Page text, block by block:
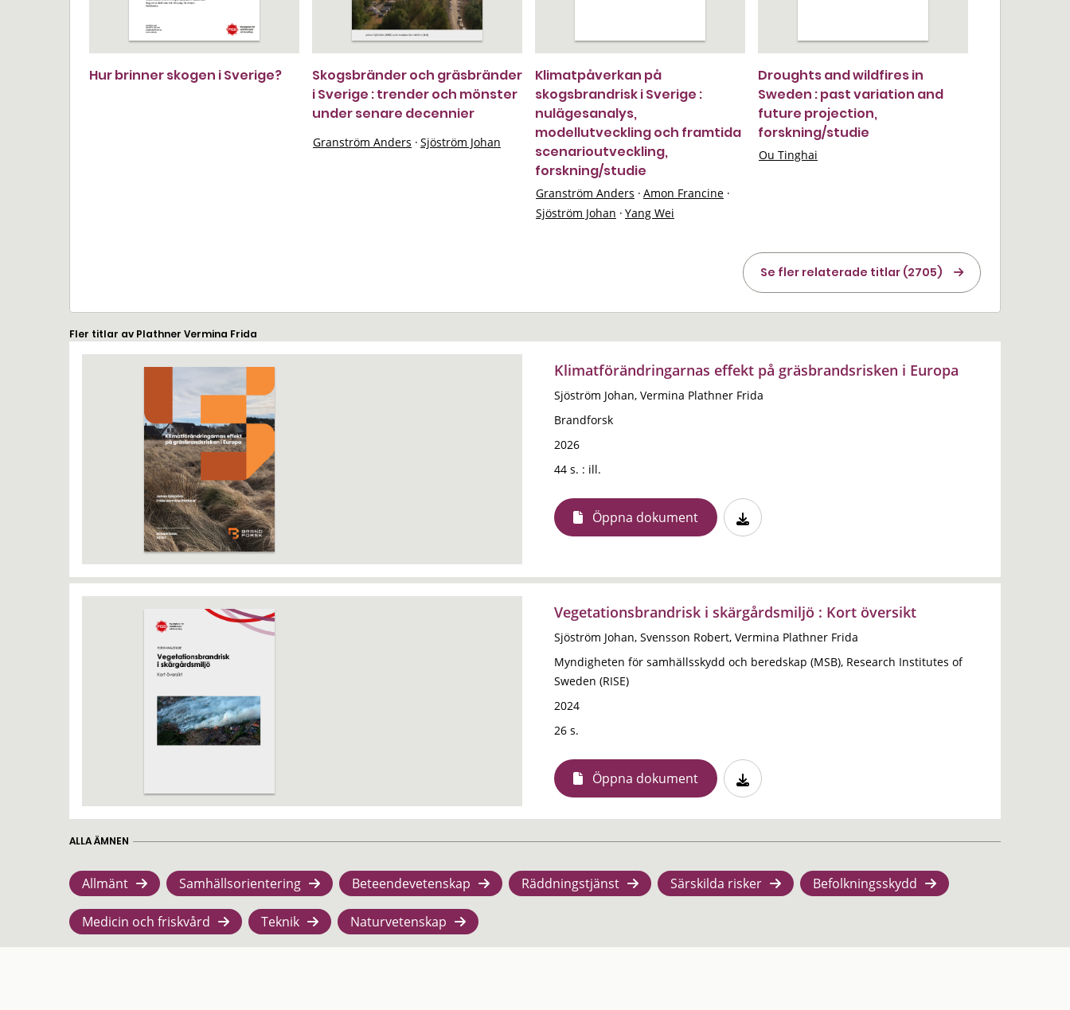
Hur brinner skogen i Sverige?
Skogsbränder och gräsbränder
i Sverige : trender och mönster
under senare decennier
Granström Anders · Sjöström Johan
Klimatpåverkan på
skogsbrandrisk i Sverige :
nulägesanalys,
modellutveckling och framtida
scenarioutveckling,
forskning/studie
Granström Anders · Amon Francine ·
Sjöström Johan · Yang Wei
Droughts and wildfires in
Sweden : past variation and
future projection,
forskning/studie
Ou Tinghai
Se fler relaterade titlar (2705)
Fler titlar av Plathner Vermina Frida
Klimatförändringarnas effekt på gräsbrandsrisken i Europa
Sjöström Johan, Vermina Plathner Frida
Brandforsk
2026
44 s. : ill.
Öppna dokument
Vegetationsbrandrisk i skärgårdsmiljö : Kort översikt
Sjöström Johan, Svensson Robert, Vermina Plathner Frida
Myndigheten för samhällsskydd och beredskap (MSB), Research Institutes of
Sweden (RISE)
2024
26 s.
Öppna dokument
ALLA ÄMNEN
Allmänt Samhällsorientering Beteendevetenskap Räddningstjänst Särskilda risker Befolkningsskydd
Medicin och friskvård Teknik Naturvetenskap